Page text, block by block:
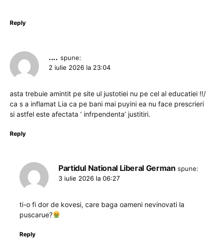
Reply
.... spune:
2 iulie 2026 la 23:04
asta trebuie amintit pe site ul justotiei nu pe cel al educatiei !!/
ca s a inflamat Lia ca pe bani mai puyini ea nu face prescrieri
si astfel este afectata ‘ infrpendenta’ justitiri.
Reply
Partidul National Liberal German spune:
3 iulie 2026 la 06:27
ti-o fi dor de kovesi, care baga oameni nevinovati la
puscarue?
Reply